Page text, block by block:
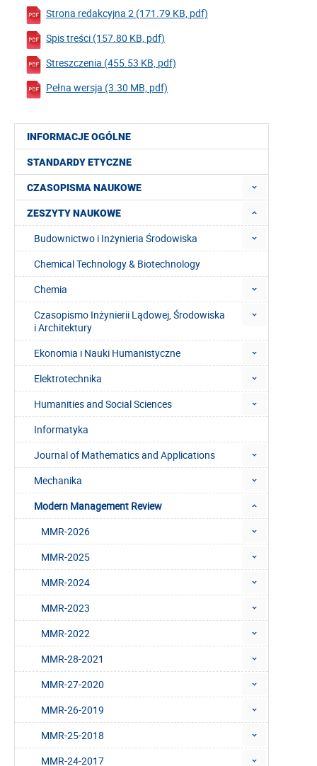
INFORMACJE OGÓLNE
STANDARDY ETYCZNE
CZASOPISMA NAUKOWE
ZESZYTY NAUKOWE
Budownictwo i Inżynieria Środowiska
Chemical Technology & Biotechnology
Chemia
Czasopismo Inżynierii Lądowej, Środowiska
i Architektury
Ekonomia i Nauki Humanistyczne
Elektrotechnika
Humanities and Social Sciences
Informatyka
Journal of Mathematics and Applications
Mechanika
Modern Management Review
MMR-2026
MMR-2025
MMR-2024
MMR-2023
MMR-2022
MMR-28-2021
MMR-27-2020
MMR-26-2019
MMR-25-2018
MMR-24-2017
Strona redakcyjna 2 (171.79 KB, pdf)
Spis treści (157.80 KB, pdf)
Streszczenia (455.53 KB, pdf)
Pełna wersja (3.30 MB, pdf)